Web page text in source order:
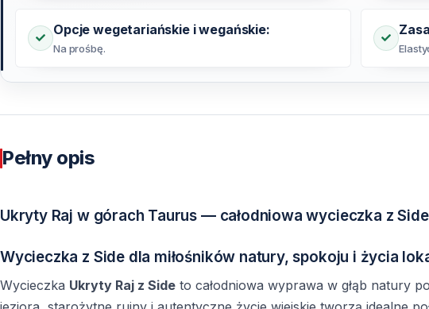
Opcje wegetariańskie i wegańskie:
Na prośbę.
Pełny opis
Ukryty Raj w górach Taurus — całodniowa wycieczka z Side
Wycieczka z Side dla miłośników natury, spokoju i życia
Wycieczka Ukryty Raj z Side to całodniowa wyprawa w głąb natury